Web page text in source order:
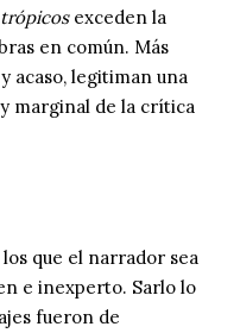
exceden la
en común. Más
acaso, legitiman una
marginal de la crítica
que el narrador sea
e inexperto. Sarlo lo
fueron de